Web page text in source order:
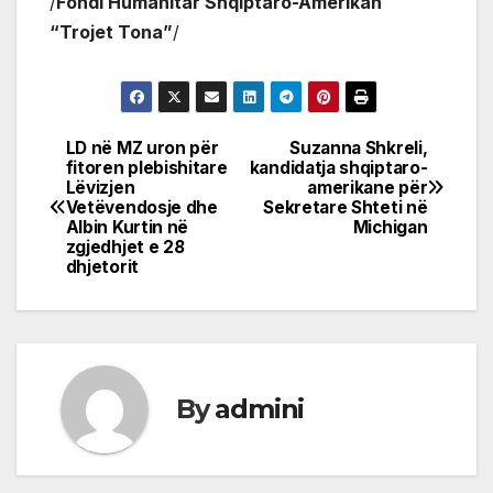
“Trojet Tona”/
Post
navigation
Suzanna Shkreli,
kandidatja shqiptaro-
amerikane për
Sekretare Shteti në
Michigan
LD në MZ uron për
fitoren plebishitare
Lëvizjen
Vetëvendosje dhe
Albin Kurtin në
zgjedhjet e 28
dhjetorit
Byadmini